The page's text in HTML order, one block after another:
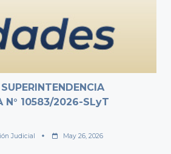
N° 10583/2026-SLyT
Judicial May 26, 2026